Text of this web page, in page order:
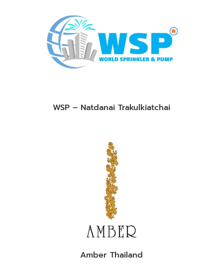
WSP – Natdanai Trakulkiatchai
Amber Thailand